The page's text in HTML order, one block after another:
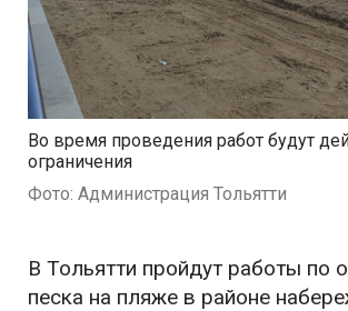
Во время проведения работ будут
ограничения
Фото: Администрация Тольятти
В Тольятти пройдут работы по
песка на пляже в районе